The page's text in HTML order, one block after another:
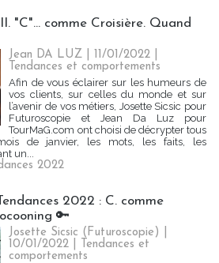
"C"... comme Croisière. Quand
Jean DA LUZ | 11/01/2022
Tendances et comportements
Afin de vous éclairer sur les humeurs de
vos clients, sur celles du monde et sur
l’avenir de vos métiers, Josette Sicsic pour
Futuroscopie et Jean Da Luz pour
TourMaG.com ont choisi de décrypter tous
de janvier, les mots, les faits, les
un...
2022
2022 : C. comme
🔑
Josette Sicsic (Futuroscopie)
10/01/2022
Tendances et
comportements